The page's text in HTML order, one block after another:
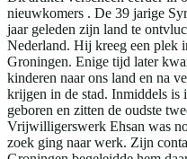
nieuwkomers . De 39 jarige
jaar geleden zijn land te
Nederland. Hij kreeg een plek
Groningen. Enige tijd later
kinderen naar ons land en na
krijgen in de stad. Inmiddels is
geboren en zitten de oudste
Vrijwilligerswerk Ehsan was
zoek ging naar werk. Zijn